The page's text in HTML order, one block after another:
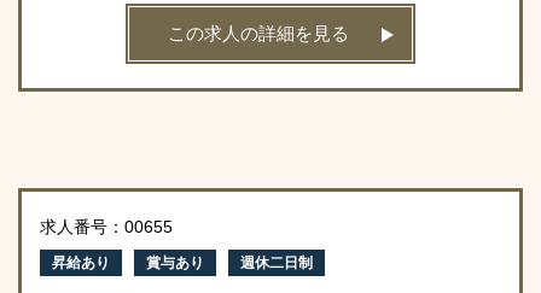
この求人の詳細を見る
求人番号：00655
昇給あり 賞与あり 週休二日制